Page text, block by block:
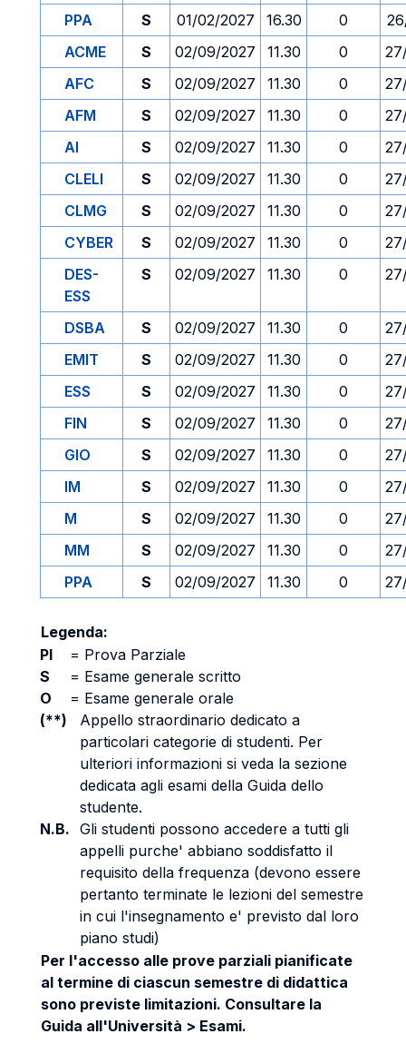
PPA S 01/02/2027 16.30 0
ACME
S 02/09/2027 11.30 0
AFC
S 02/09/2027 11.30 0
AFM
S 02/09/2027 11.30 0
AI
S 02/09/2027 11.30 0
CLELI
S 02/09/2027 11.30 0
CLMG
S 02/09/2027 11.30 0
CYBER
S 02/09/2027 11.30 0
DES-
ESS
S 02/09/2027 11.30 0
DSBA S 02/09/2027 11.30 0
EMIT
S 02/09/2027 11.30 0
ESS
S 02/09/2027 11.30 0
FIN
S 02/09/2027 11.30 0
GIO
S 02/09/2027 11.30 0
IM
S 02/09/2027 11.30 0
M
S 02/09/2027 11.30 0
MM
S 02/09/2027 11.30 0
PPA
S 02/09/2027 11.30 0
Legenda:
PI
= Prova Parziale
S
= Esame generale scritto
O
= Esame generale orale
(**)
Appello straordinario dedicato a
particolari categorie di studenti. Per
ulteriori informazioni si veda la sezione
dedicata agli esami della Guida dello
studente.
N.B. Gli studenti possono accedere a tutti gli
appelli purche' abbiano soddisfatto il
requisito della frequenza (devono essere
pertanto terminate le lezioni del semestre
in cui l'insegnamento e' previsto dal loro
piano studi)
Per l'accesso alle prove parziali pianificate
al termine di ciascun semestre di didattica
sono previste limitazioni. Consultare la
Guida all'Università > Esami.